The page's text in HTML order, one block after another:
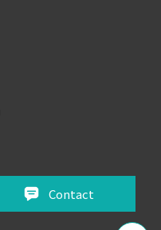
Contact